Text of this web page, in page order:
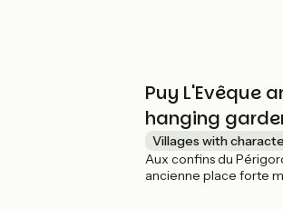
Puy L'Evêque
hanging
Villages with
Aux confins du
ancienne place forte